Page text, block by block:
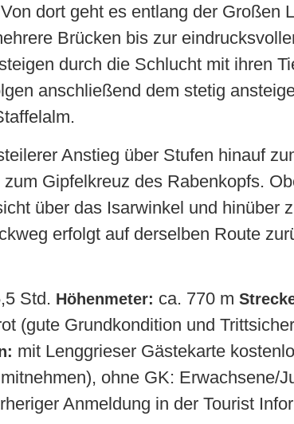
dort geht es entlang der Großen
Brücken bis zur
durch die Schlucht mit ihren
anschließend dem stetig
Anstieg über Stufen hinauf
Gipfelkreuz des Rabenkopfs.
über das Isarwinkel und hinüber
erfolgt auf derselben Route
Std. Höhenmeter: ca. 770 m
(gute Grundkondition und
mit Lenggrieser Gästekarte
ohne GK: Erwachsene/
Anmeldung in der Tourist